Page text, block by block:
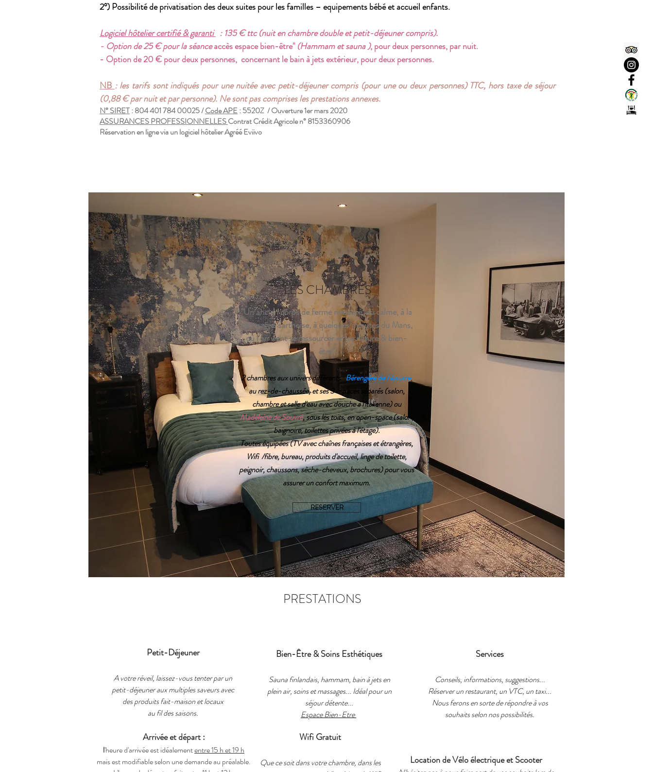
2°) Possibilité de privatisation des deux suites pour les familles – equipements bébé et accueil enfants.
Logiciel hôtelier certifié & garanti : 135 € ttc (nuit en chambre double et petit-déjeuner compris).
- Option de 25 € pour la séanceaccès espace bien-être"(Hammam et sauna ), pour deux personnes, par nuit.
- Option de 20 € pour deux personnes, concernant le bain à jets extérieur, pour deux personnes.
NB : les tarifs sont indiqués pour une nuitée avec petit-déjeuner compris (pour une ou deux personnes) TTC, hors taxe de séjour
(0,88 € par nuit et par personne). Ne sont pas comprises les prestations annexes.
N° SIRET: 804 401 784 00025 /Code APE : 5520Z / Ouverture 1er mars 2020
ASSURANCES PROFESSIONNELLESContrat Crédit Agricole n° 8153360906
Réservation en ligne via un logiciel hôtelier Agréé Eviivo
LES CHAMBRES
"Un ancien corps de ferme restauré, au calme, à la
campagne sarthoise, à quelques minutes du Mans,
où l'on vient se ressourcer entre nature & bien-
être"
2 chambres aux univers différents:Bérengère de Navarre,
au rez-de-chaussée, et ses 3 espaces séparés (salon,
chambre et salle d'eau avec douche à l'italienne) ou
Madeleine de Souvré, sous les toits, en open-space (salon,
baignoire, toilettes privées à l'étage).
Toutes équipées (TV avec chaînes françaises et étrangères,
Wifi /fibre, bureau, produits d'accueil, linge de toilette,
peignoir, chaussons, sèche-cheveux, brochures) pour vous
assurer un confort maximum.
RESERVER
PRESTATIONS
Petit-Déjeuner
A votre réveil, laissez-vous tenter par un
petit-déjeuner aux multiples saveursavec
des produits fait-maison et locaux
au fil des saisons.
Arrivée et départ :
l'heure d'arrivée estidéalemententre 15 h et 19 h
mais est modifiable selon une demande au préalable.
Bien-Être & Soins Esthétiques
Sauna finlandais, hammam, bain à jetsen
plein air, soins et massages... Idéal pour un
séjour détente...
Espace Bien-Etre
Wifi Gratuit
Que ce soit dans votre chambre, dans les
Services
Conseils, informations, suggestions...
Réserver un restaurant, un VTC, un taxi...
Nous ferons en sorte de répondre à vos
souhaits selon nos possibilités.
Location de Vélo électrique et Scooter